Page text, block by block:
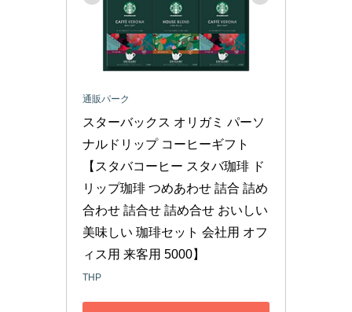
通販パーク
スターバックス オリガミ パーソ
ナルドリップ コーヒーギフト
【スタバコーヒー スタバ珈琲 ド
リップ珈琲 つめあわせ 詰合 詰め
合わせ 詰合せ 詰め合せ おいしい
美味しい 珈琲セット 会社用 オフ
ィス用 来客用 5000】
THP